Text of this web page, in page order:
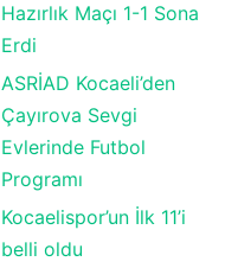
Hazırlık Maçı 1-1 Sona
Erdi
ASRİAD Kocaeli’den
Çayırova Sevgi
Evlerinde Futbol
Programı
Kocaelispor’un İlk 11’i
belli oldu